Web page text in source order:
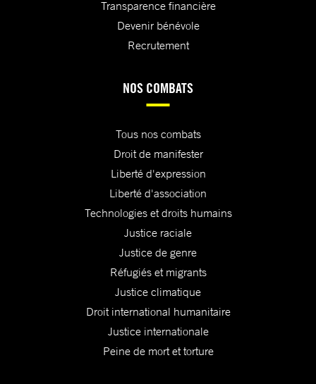
Transparence financière
Devenir bénévole
Recrutement
NOS COMBATS
Tous nos combats
Droit de manifester
Liberté d'expression
Liberté d'association
Technologies et droits humains
Justice raciale
Justice de genre
Réfugiés et migrants
Justice climatique
Droit international humanitaire
Justice internationale
Peine de mort et torture